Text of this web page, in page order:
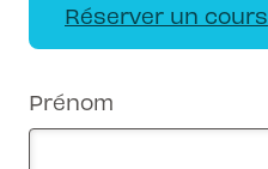
Réserver un cours
Prénom